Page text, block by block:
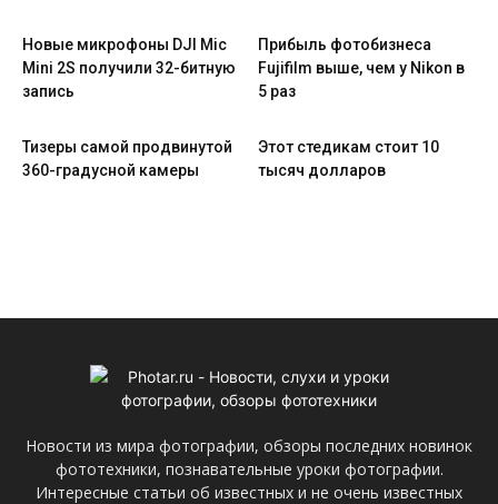
Новые микрофоны DJI Mic
Mini 2S получили 32-битную
запись
Прибыль фотобизнеса
Fujifilm выше, чем у Nikon в
5 раз
Тизеры самой продвинутой
360-градусной камеры
Этот стедикам стоит 10
тысяч долларов
Новости из мира фотографии, обзоры последних новинок
фототехники, познавательные уроки фотографии.
Интересные статьи об известных и не очень известных